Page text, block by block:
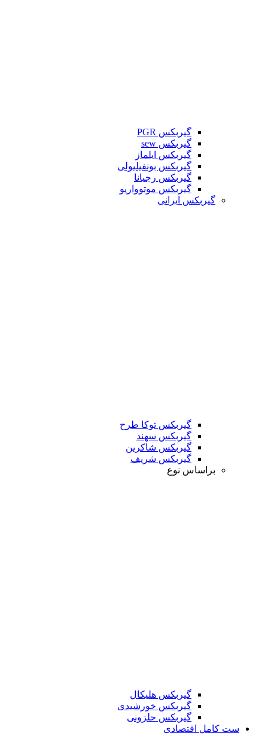
گیربکس PGR
گیربکس sew
گیربکس ایلماز
گیربکس بونفیلیولی
گیربکس رجیانا
گیربکس موتوواریو
گیربکس ایرانی
گیربکس توکا طرح
گیربکس سهند
گیربکس شاکرین
گیربکس شریف
براساس نوع
گیربکس هلیکال
گیربکس خورشیدی
گیربکس حلزونی
ست کامل اقتصادی